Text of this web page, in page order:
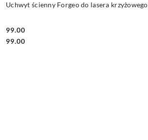
Uchwyt ścienny Forgeo do lasera krzyżowego
Cena:
99.00
Cena:
99.00